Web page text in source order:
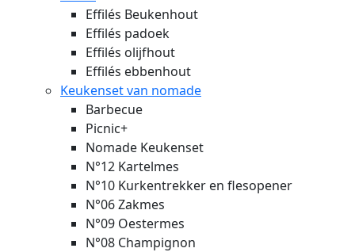
Effilés Beukenhout
Effilés padoek
Effilés olijfhout
Effilés ebbenhout
Keukenset van nomade
Barbecue
Picnic+
Nomade Keukenset
N°12 Kartelmes
N°10 Kurkentrekker en flesopener
N°06 Zakmes
N°09 Oestermes
N°08 Champignon